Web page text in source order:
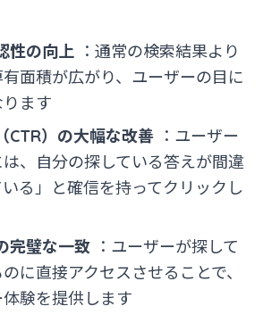
性の向上 ：通常の検索結果より
面積が広がり、ユーザーの目に
ます
CTR）の大幅な改善 ：ユーザー
、自分の探している答えが間違
る」と確信を持ってクリックし
完璧な一致 ：ユーザーが探して
に直接アクセスさせることで、
験を提供します